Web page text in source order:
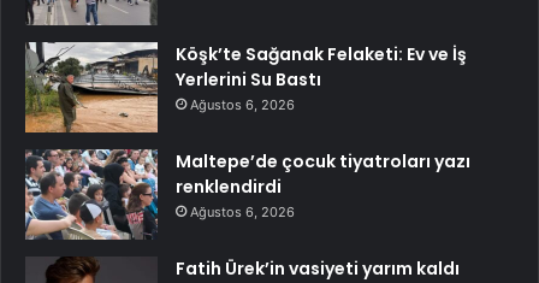
Köşk’te Sağanak Felaketi: Ev ve İş
Yerlerini Su Bastı
Ağustos 6, 2026
Maltepe’de çocuk tiyatroları yazı
renklendirdi
Ağustos 6, 2026
Fatih Ürek’in vasiyeti yarım kaldı